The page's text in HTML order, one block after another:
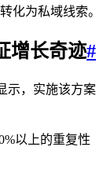
化为私域线索。
增长奇迹#
示，实施该方案
以上的重复性